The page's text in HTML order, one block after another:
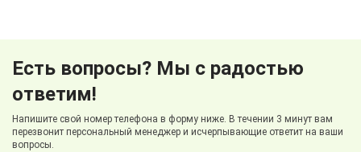
Есть вопросы? Мы с радостью
ответим!
Напишите свой номер телефона в форму ниже. В течении 3 минут вам
перезвонит персональный менеджер и исчерпывающие ответит на ваши
вопросы.